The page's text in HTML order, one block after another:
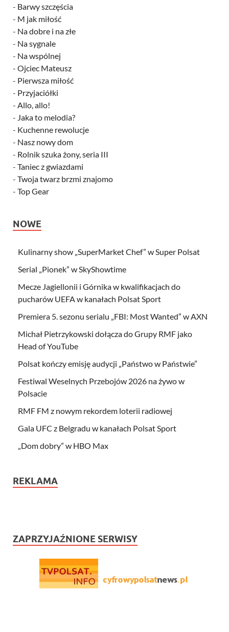
- Barwy szczęścia
- M jak miłość
- Na dobre i na złe
- Na sygnale
- Na wspólnej
- Ojciec Mateusz
- Pierwsza miłość
- Przyjaciółki
- Allo, allo!
- Jaka to melodia?
- Kuchenne rewolucje
- Nasz nowy dom
- Rolnik szuka żony, seria III
- Taniec z gwiazdami
- Twoja twarz brzmi znajomo
- Top Gear
NOWE
Kulinarny show „SuperMarket Chef” w Super Polsat
Serial „Pionek” w SkyShowtime
Mecze Jagiellonii i Górnika w kwalifikacjach do
pucharów UEFA w kanałach Polsat Sport
Premiera 5. sezonu serialu „FBI: Most Wanted” w AXN
Michał Pietrzykowski dołącza do Grupy RMF jako
Head of YouTube
Polsat kończy emisję audycji „Państwo w Państwie”
Festiwal Weselnych Przebojów 2026 na żywo w
Polsacie
RMF FM z nowym rekordem loterii radiowej
Gala UFC z Belgradu w kanałach Polsat Sport
„Dom dobry” w HBO Max
REKLAMA
ZAPRZYJAŹNIONE SERWISY